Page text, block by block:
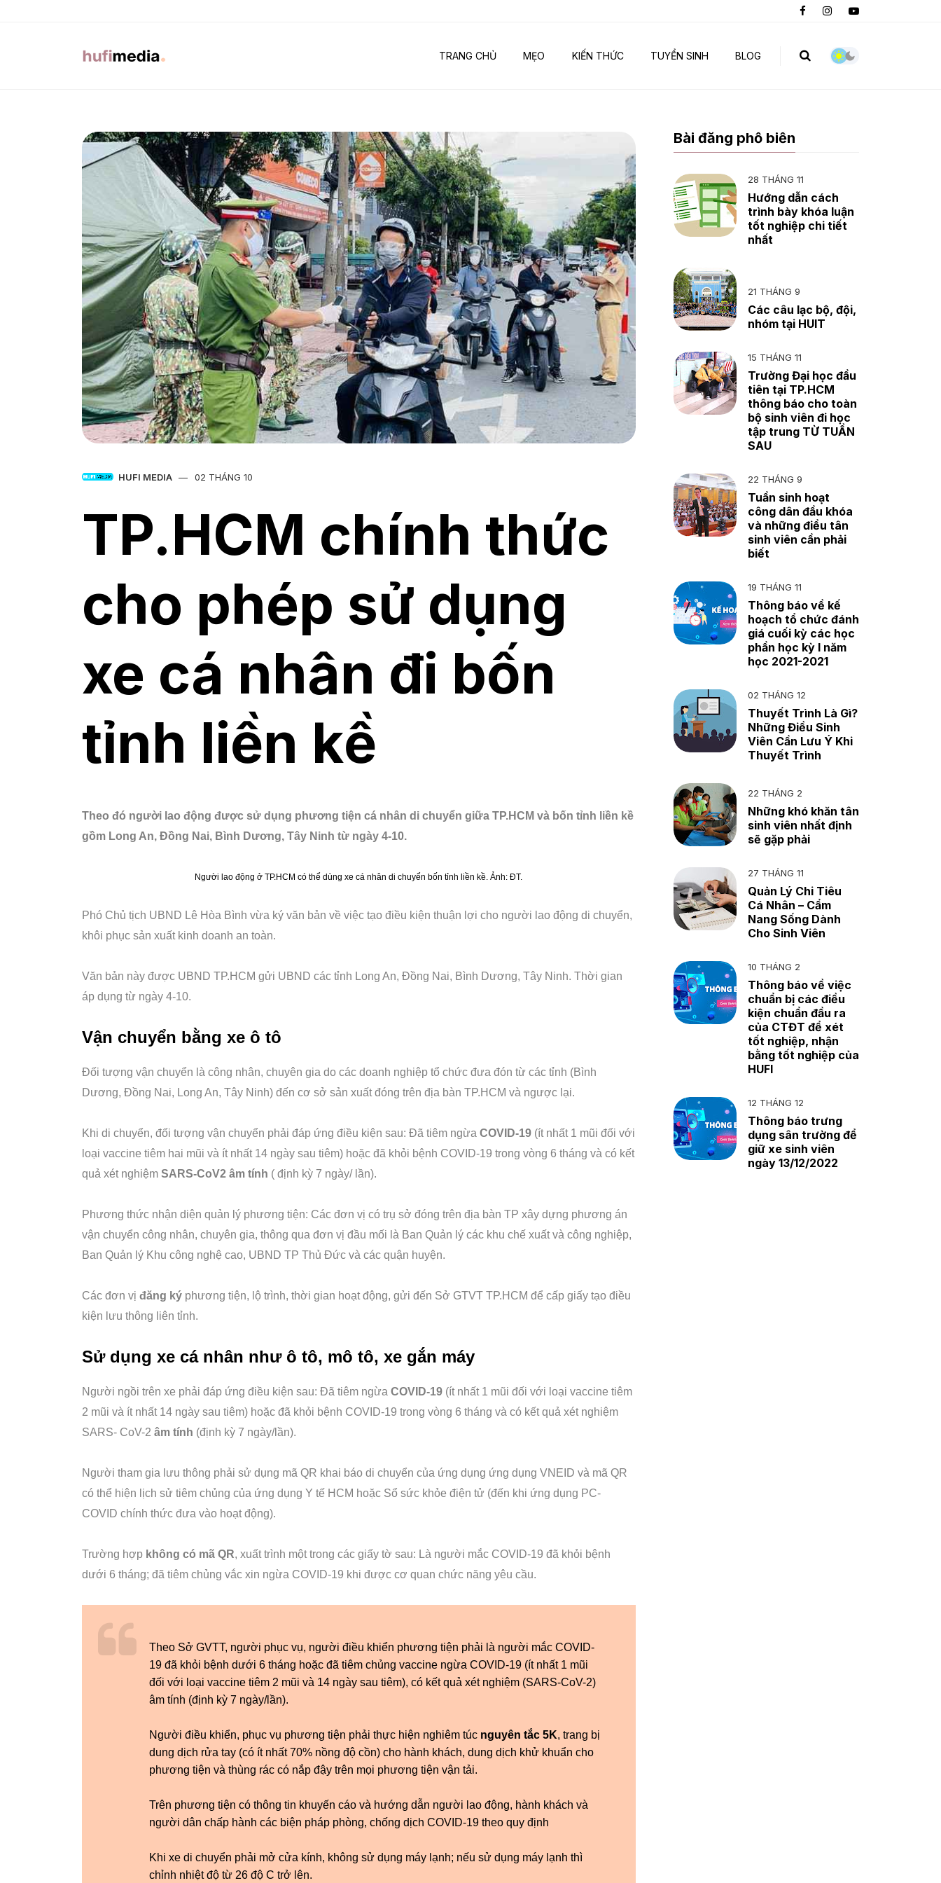
TRANG CHỦ MẸO KIẾN THỨC TUYỂN SINH BLOG
HUFI MEDIA 02 THÁNG 10
TP.HCM chính thức
cho phép sử dụng
xe cá nhân đi bốn
tỉnh liền kề
Theo đó người lao động được sử dụng phương tiện cá nhân di chuyển giữa TP.HCM và bốn tỉnh liền kề
gồm Long An, Đồng Nai, Bình Dương, Tây Ninh từ ngày 4-10.
Người lao động ở TP.HCM có thể dùng xe cá nhân di chuyển bốn tỉnh liền kề. Ảnh: ĐT.
Phó Chủ tịch UBND Lê Hòa Bình vừa ký văn bản về việc tạo điều kiện thuận lợi cho người lao động di chuyển,
khôi phục sản xuất kinh doanh an toàn.
Văn bản này được UBND TP.HCM gửi UBND các tỉnh Long An, Đồng Nai, Bình Dương, Tây Ninh. Thời gian
áp dụng từ ngày 4-10.
Vận chuyển bằng xe ô tô
Đối tượng vận chuyển là công nhân, chuyên gia do các doanh nghiệp tổ chức đưa đón từ các tỉnh (Bình
Dương, Đồng Nai, Long An, Tây Ninh) đến cơ sở sản xuất đóng trên địa bàn TP.HCM và ngược lại.
Khi di chuyển, đối tượng vận chuyển phải đáp ứng điều kiện sau: Đã tiêm ngừa COVID-19 (ít nhất 1 mũi đối với
loại vaccine tiêm hai mũi và ít nhất 14 ngày sau tiêm) hoặc đã khỏi bệnh COVID-19 trong vòng 6 tháng và có kết
quả xét nghiệm SARS-CoV2 âm tính ( định kỳ 7 ngày/ lần).
Phương thức nhận diện quản lý phương tiện: Các đơn vị có trụ sở đóng trên địa bàn TP xây dựng phương án
vận chuyển công nhân, chuyên gia, thông qua đơn vị đầu mối là Ban Quản lý các khu chế xuất và công nghiệp,
Ban Quản lý Khu công nghệ cao, UBND TP Thủ Đức và các quận huyện.
Các đơn vị đăng ký phương tiện, lộ trình, thời gian hoạt động, gửi đến Sở GTVT TP.HCM để cấp giấy tạo điều
kiện lưu thông liên tỉnh.
Sử dụng xe cá nhân như ô tô, mô tô, xe gắn máy
Người ngồi trên xe phải đáp ứng điều kiện sau: Đã tiêm ngừa COVID-19 (ít nhất 1 mũi đối với loại vaccine tiêm
2 mũi và ít nhất 14 ngày sau tiêm) hoặc đã khỏi bệnh COVID-19 trong vòng 6 tháng và có kết quả xét nghiệm
SARS- CoV-2 âm tính (định kỳ 7 ngày/lần).
Người tham gia lưu thông phải sử dụng mã QR khai báo di chuyển của ứng dụng ứng dụng VNEID và mã QR
có thể hiện lịch sử tiêm chủng của ứng dụng Y tế HCM hoặc Sổ sức khỏe điện tử (đến khi ứng dụng PC-
COVID chính thức đưa vào hoạt động).
Trường hợp không có mã QR, xuất trình một trong các giấy tờ sau: Là người mắc COVID-19 đã khỏi bệnh
dưới 6 tháng; đã tiêm chủng vắc xin ngừa COVID-19 khi được cơ quan chức năng yêu cầu.
Theo Sở GVTT, người phục vụ, người điều khiển phương tiện phải là người mắc COVID-
19 đã khỏi bệnh dưới 6 tháng hoặc đã tiêm chủng vaccine ngừa COVID-19 (ít nhất 1 mũi
đối với loại vaccine tiêm 2 mũi và 14 ngày sau tiêm), có kết quả xét nghiệm (SARS-CoV-2)
âm tính (định kỳ 7 ngày/lần).
Người điều khiển, phục vụ phương tiện phải thực hiện nghiêm túc nguyên tắc 5K, trang bị
dung dịch rửa tay (có ít nhất 70% nồng độ cồn) cho hành khách, dung dịch khử khuẩn cho
phương tiện và thùng rác có nắp đậy trên mọi phương tiện vận tải.
Trên phương tiện có thông tin khuyến cáo và hướng dẫn người lao động, hành khách và
người dân chấp hành các biện pháp phòng, chống dịch COVID-19 theo quy định
Khi xe di chuyển phải mở cửa kính, không sử dụng máy lạnh; nếu sử dụng máy lạnh thì
chỉnh nhiệt độ từ 26 độ C trở lên.
Bài đăng phổ biến
28 THÁNG 11
Hướng dẫn cách
trình bày khóa luận
tốt nghiệp chi tiết
nhất
21 THÁNG 9
Các câu lạc bộ, đội,
nhóm tại HUIT
15 THÁNG 11
Trường Đại học đầu
tiên tại TP.HCM
thông báo cho toàn
bộ sinh viên đi học
tập trung TỪ TUẦN
SAU
22 THÁNG 9
Tuần sinh hoạt
công dân đầu khóa
và những điều tân
sinh viên cần phải
biết
19 THÁNG 11
Thông báo về kế
hoạch tổ chức đánh
giá cuối kỳ các học
phần học kỳ I năm
học 2021-2021
02 THÁNG 12
Thuyết Trình Là Gì?
Những Điều Sinh
Viên Cần Lưu Ý Khi
Thuyết Trình
22 THÁNG 2
Những khó khăn tân
sinh viên nhất định
sẽ gặp phải
27 THÁNG 11
Quản Lý Chi Tiêu
Cá Nhân – Cẩm
Nang Sống Dành
Cho Sinh Viên
10 THÁNG 2
Thông báo về việc
chuẩn bị các điều
kiện chuẩn đầu ra
của CTĐT để xét
tốt nghiệp, nhận
bằng tốt nghiệp của
HUFI
12 THÁNG 12
Thông báo trưng
dụng sân trường để
giữ xe sinh viên
ngày 13/12/2022